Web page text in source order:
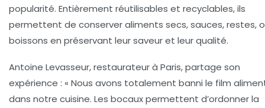
popularité. Entièrement réutilisables et recyclables, ils
permettent de conserver aliments secs, sauces, restes,
boissons en préservant leur saveur et leur qualité.
Antoine Levasseur, restaurateur à Paris, partage son
expérience : « Nous avons totalement banni le film
dans notre cuisine. Les bocaux permettent d’ordonner la